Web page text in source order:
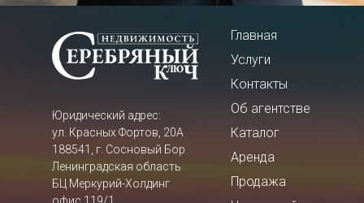
Главная
Услуги
Аренда
Продажа
Об агентстве
Контакты
Каталог
Юридический адрес:
ул. Красных Фортов, 20А
188541, г. Сосновый Бор
Ленинградская область
БЦ Меркурий-Холдинг